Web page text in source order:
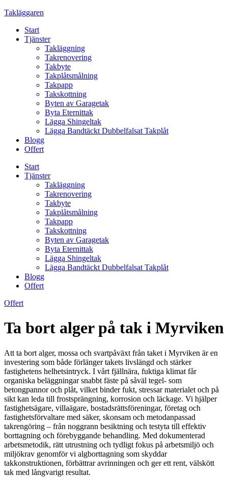
Skip
content
Takläggaren
Start
Tjänster
Takläggning
Takrenovering
Takbyte
Takplåtsmålning
Takpapp
Takskottning
Byten av Garagetak
Byta Eternittak
Lägga Shingeltak
Lägga Bandtäckt Dubbelfalsat Takplåt
Blogg
Offert
Start
Tjänster
Takläggning
Takrenovering
Takbyte
Takplåtsmålning
Takpapp
Takskottning
Byten av Garagetak
Byta Eternittak
Lägga Shingeltak
Lägga Bandtäckt Dubbelfalsat Takplåt
Blogg
Offert
Offert
Ta bort alger på tak i Myrviken
Att ta bort alger, mossa och svartpåväxt från taket i Myrviken är en
investering som både förlänger takets livslängd och stärker
fastighetens helhetsintryck. I vårt fjällnära, fuktiga klimat får
organiska beläggningar snabbt fäste på såväl tegel- som
betongpannor och plåt, vilket binder fukt, stressar materialet och på
sikt kan leda till frostsprängning, korrosion och läckage. Vi hjälper
fastighetsägare, villaägare, bostadsrättsföreningar, företag och
fastighetsförvaltare med säker, skonsam och metodanpassad
takrengöring – från noggrann besiktning och testyta till effektiv
borttagning och förebyggande behandling. Med dokumenterad
arbetsmetodik, rätt utrustning och tydligt fokus på arbetsmiljö och
miljökrav genomför vi algborttagning som skyddar
takkonstruktionen, förbättrar avrinningen och ger ett rent, välskött
tak med långvarigt resultat.